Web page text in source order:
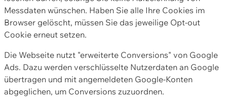
Messdaten wünschen. Haben Sie alle Ihre Cookies im
Browser gelöscht, müssen Sie das jeweilige Opt-out
Cookie erneut setzen.
Die Webseite nutzt "erweiterte Conversions" von Google
Ads. Dazu werden verschlüsselte Nutzerdaten an Google
übertragen und mit angemeldeten Google-Konten
abgeglichen, um Conversions zuzuordnen.